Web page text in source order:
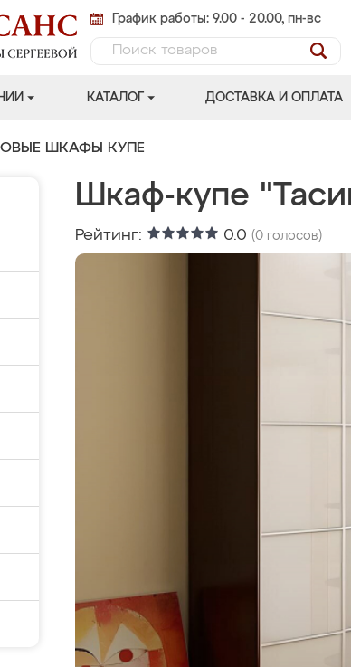
График работы: 9.00 - 20.00, пн-вс
КАТАЛОГ ДОСТАВКА И ОПЛАТА
ШКАФЫ КУПЕ
Шкаф-купе
Рейтинг: 0.0 (0 голосов)